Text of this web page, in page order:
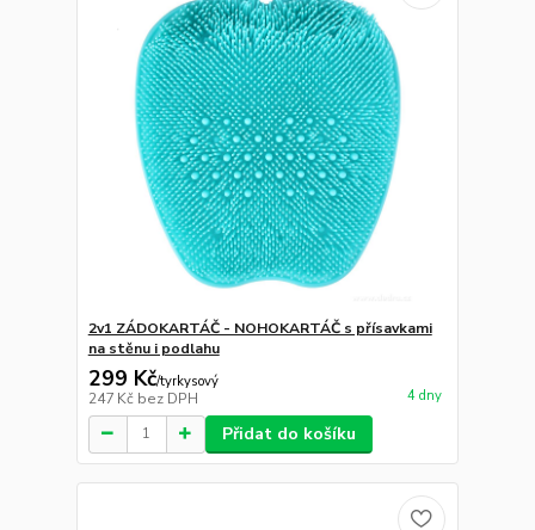
2v1 ZÁDOKARTÁČ - NOHOKARTÁČ s přísavkami
na stěnu i podlahu
299 Kč/tyrkysový
247 Kč bez DPH 4 dny
Přidat do košíku